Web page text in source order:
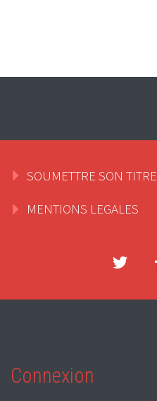
SOUMETTRE SON TITRE
MENTIONS LEGALES
Connexion